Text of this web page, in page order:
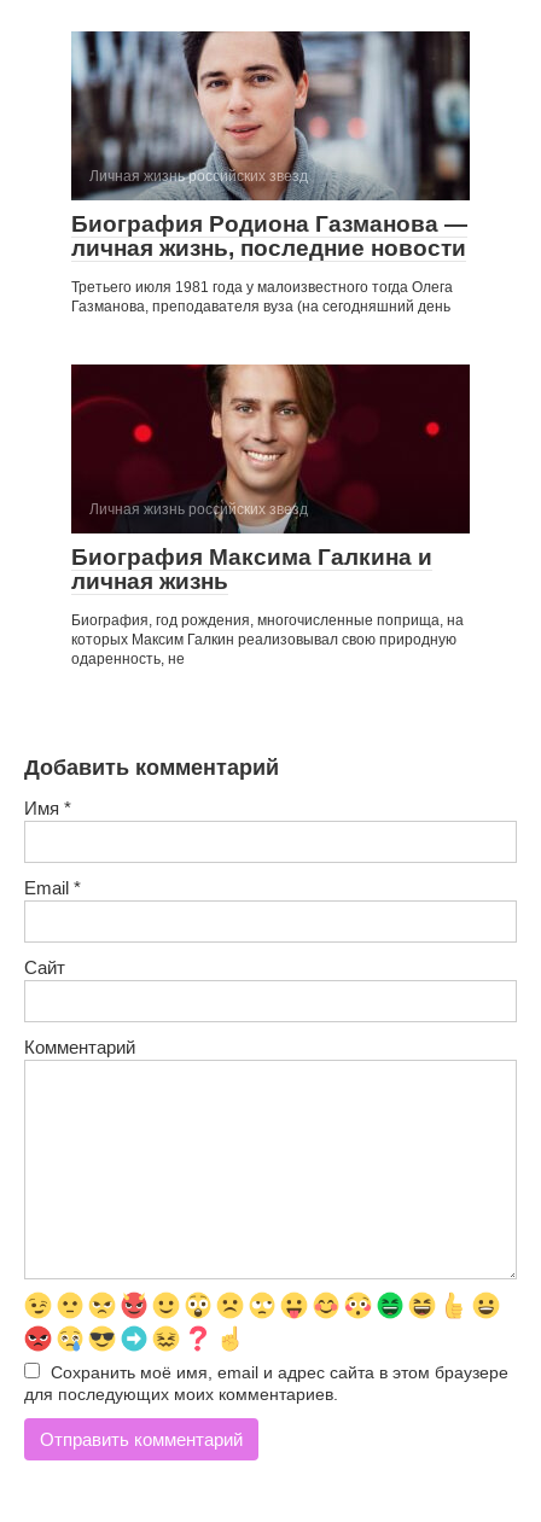
Личная жизнь российских звезд
Биография Родиона Газманова —
личная жизнь, последние новости
Третьего июля 1981 года у малоизвестного тогда Олега
Газманова, преподавателя вуза (на сегодняшний день
Личная жизнь российских звезд
Биография Максима Галкина и
личная жизнь
Биография, год рождения, многочисленные поприща, на
которых Максим Галкин реализовывал свою природную
одаренность, не
Добавить комментарий
Имя *
Email *
Сайт
Комментарий
Сохранить моё имя, email и адрес сайта в этом браузере
для последующих моих комментариев.